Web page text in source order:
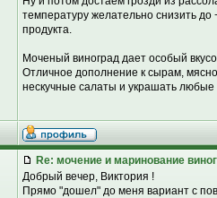
температуру желательно снизить
продукта.
Моченый виноград дает особый
Отличное дополнение к сырам,
нескучные салаты и украшать
Re: мочение и маринование
Добрый вечер, Виктория !
Прямо "дошел" до меня вариант с